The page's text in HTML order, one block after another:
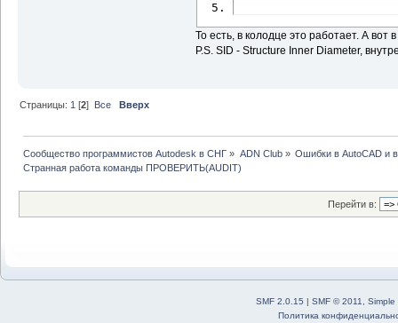
То есть, в колодце это работает. А вот
P.S. SID - Structure Inner Diameter,
Страницы:1 [2] Все Вверх
Сообщество программистов Autodesk в СНГ » ADN Club» Ошибки в AutoCAD и
Странная работа команды ПРОВЕРИТЬ(AUDIT)
Перейти в:
SMF 2.0.15 SMF © 2011, Simple
Политика